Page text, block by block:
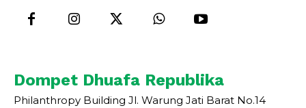
Dompet Dhuafa Republika
Philanthropy Building Jl. Warung Jati Barat No.14